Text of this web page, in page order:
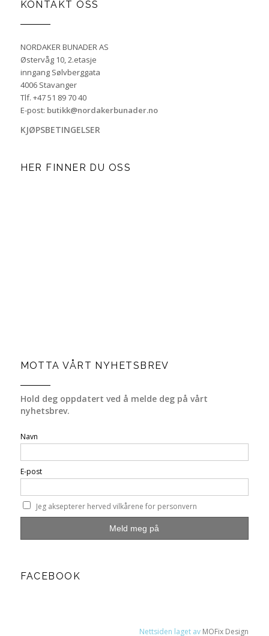
KONTAKT OSS
NORDAKER BUNADER AS
Østervåg 10, 2.etasje
inngang Sølvberggata
4006 Stavanger
Tlf. +47 51 89 70 40
E-post: butikk@nordakerbunader.no
KJØPSBETINGELSER
HER FINNER DU OSS
MOTTA VÅRT NYHETSBREV
Hold deg oppdatert ved å melde deg på vårt
nyhetsbrev.
Navn
E-post
Jeg aksepterer herved vilkårene for personvern
FACEBOOK
Nettsiden laget av MOFix Design